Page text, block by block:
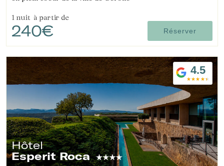
1 nuit à partir de
240€ Réserver
4.5
Hôtel
Esperit Roca